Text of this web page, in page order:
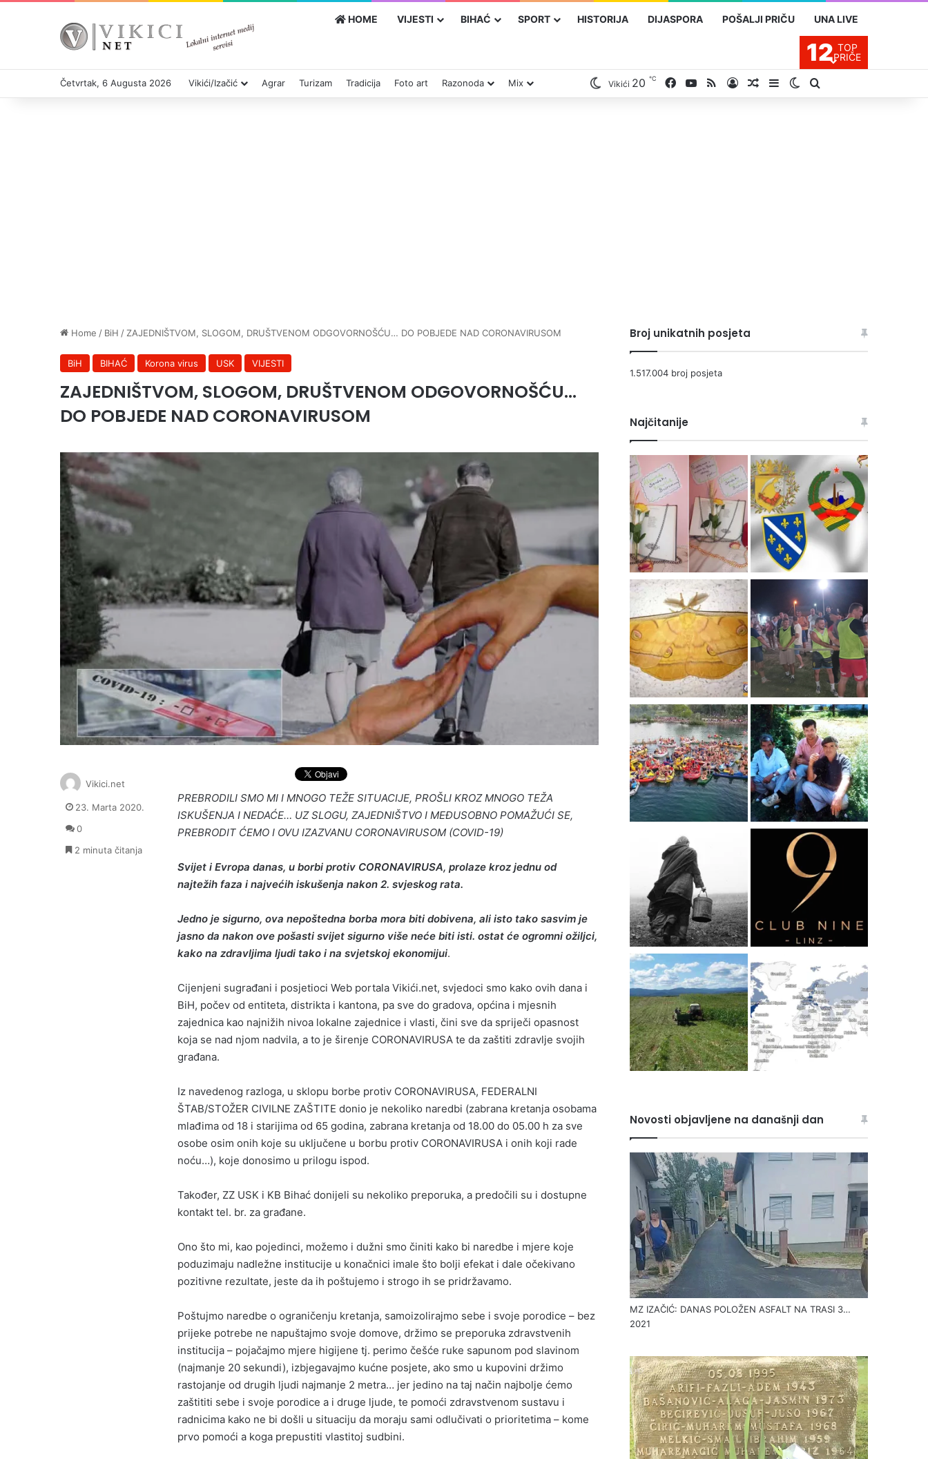
HOME VIJESTI BIHAĆ SPORT HISTORIJA DIJASPORA POŠALJI PRIČU UNA LIVE
12 TOP
PRIČE
Četvrtak, 6 Augusta 2026 Vikići/Izačić Agrar Turizam Tradicija Foto art Razonoda Mix Vikići 20 ℃ Facebook
YouTube
RSSPrijavite se
Slučajan proizvod
SidebarSwitch skin
Home / BiH / ZAJEDNIŠTVOM, SLOGOM, DRUŠTVENOM ODGOVORNOŠĆU… DO POBJEDE NAD CORONAVIRUSOM
BiH BIHAĆ Korona virus USK VIJESTI
ZAJEDNIŠTVOM, SLOGOM, DRUŠTVENOM ODGOVORNOŠĆU…
DO POBJEDE NAD CORONAVIRUSOM
PREBRODILI SMO MI I MNOGO TEŽE SITUACIJE, PROŠLI KROZ MNOGO TEŽA
ISKUŠENJA I NEDAĆE… UZ SLOGU, ZAJEDNIŠTVO I MEĐUSOBNO POMAŽUĆI SE,
PREBRODIT ĆEMO I OVU IZAZVANU CORONAVIRUSOM (COVID-19)
Svijet i Evropa danas, u borbi protiv CORONAVIRUSA, prolaze kroz jednu od
najtežih faza i najvećih iskušenja nakon 2. svjeskog rata.
Jedno je sigurno, ova nepoštedna borba mora biti dobivena, ali isto tako sasvim je
jasno da nakon ove pošasti svijet sigurno više neće biti isti. ostat će ogromni ožiljci,
kako na zdravljima ljudi tako i na svjetskoj ekonomijui.
Cijenjeni sugrađani i posjetioci Web portala Vikići.net, svjedoci smo kako ovih dana i
BiH, počev od entiteta, distrikta i kantona, pa sve do gradova, općina i mjesnih
zajednica kao najnižih nivoa lokalne zajednice i vlasti, čini sve da spriječi opasnost
koja se nad njom nadvila, a to je širenje CORONAVIRUSA te da zaštiti zdravlje svojih
građana.
Iz navedenog razloga, u sklopu borbe protiv CORONAVIRUSA, FEDERALNI
ŠTAB/STOŽER CIVILNE ZAŠTITE donio je nekoliko naredbi (zabrana kretanja osobama
mlađima od 18 i starijima od 65 godina, zabrana kretanja od 18.00 do 05.00 h za sve
osobe osim onih koje su uključene u borbu protiv CORONAVIRUSA i onih koji rade
noću…), koje donosimo u prilogu ispod.
Također, ZZ USK i KB Bihać donijeli su nekoliko preporuka, a predočili su i dostupne
kontakt tel. br. za građane.
Ono što mi, kao pojedinci, možemo i dužni smo činiti kako bi naredbe i mjere koje
poduzimaju nadležne institucije u konačnici imale što bolji efekat i dale očekivano
pozitivne rezultate, jeste da ih poštujemo i strogo ih se pridržavamo.
Poštujmo naredbe o ograničenju kretanja, samoizolirajmo sebe i svoje porodice – bez
prijeke potrebe ne napuštajmo svoje domove, držimo se preporuka zdravstvenih
institucija – pojačajmo mjere higijene tj. perimo češće ruke sapunom pod slavinom
(najmanje 20 sekundi), izbjegavajmo kućne posjete, ako smo u kupovini držimo
rastojanje od drugih ljudi najmanje 2 metra… jer jedino na taj način najbolje ćemo
zaštititi sebe i svoje porodice a i druge ljude, te pomoći zdravstvenom sustavu i
radnicima kako ne bi došli u situaciju da moraju sami odlučivati o prioritetima – kome
prvo pomoći a koga prepustiti vlastitoj sudbini.
Vikici.net
23. Marta 2020.
0
2 minuta čitanja
Broj unikatnih posjeta
1.517.004 broj posjeta
Najčitanije
Novosti objavljene na današnji dan
MZ IZAČIĆ: DANAS POLOŽEN ASFALT NA TRASI 3…
2021